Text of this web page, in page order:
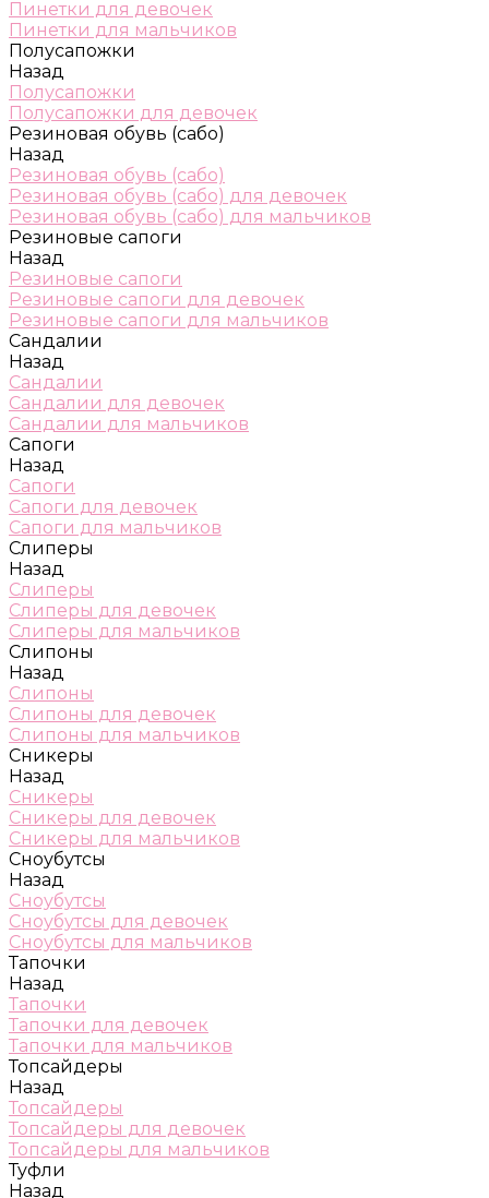
Пинетки для девочек
Пинетки для мальчиков
Полусапожки
Назад
Полусапожки
Полусапожки для девочек
Резиновая обувь (сабо)
Назад
Резиновая обувь (сабо)
Резиновая обувь (сабо) для девочек
Резиновая обувь (сабо) для мальчиков
Резиновые сапоги
Назад
Резиновые сапоги
Резиновые сапоги для девочек
Резиновые сапоги для мальчиков
Сандалии
Назад
Сандалии
Сандалии для девочек
Сандалии для мальчиков
Сапоги
Назад
Сапоги
Сапоги для девочек
Сапоги для мальчиков
Слиперы
Назад
Слиперы
Слиперы для девочек
Слиперы для мальчиков
Слипоны
Назад
Слипоны
Слипоны для девочек
Слипоны для мальчиков
Сникеры
Назад
Сникеры
Сникеры для девочек
Сникеры для мальчиков
Сноубутсы
Назад
Сноубутсы
Сноубутсы для девочек
Сноубутсы для мальчиков
Тапочки
Назад
Тапочки
Тапочки для девочек
Тапочки для мальчиков
Топсайдеры
Назад
Топсайдеры
Топсайдеры для девочек
Топсайдеры для мальчиков
Туфли
Назад